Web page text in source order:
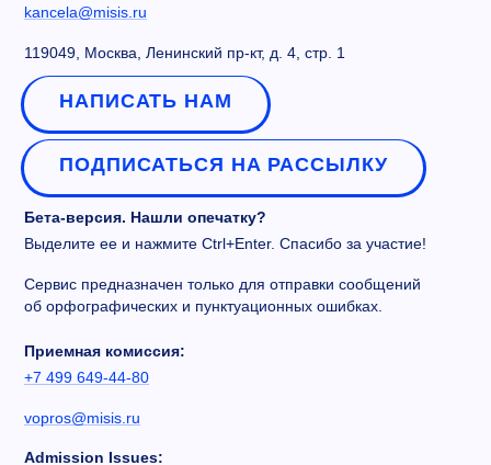
kancela@misis.ru
119049, Москва, Ленинский пр-кт, д. 4, стр. 1
НАПИСАТЬ НАМ
ПОДПИСАТЬСЯ НА РАССЫЛКУ
Бета-версия. Нашли опечатку?
Выделите ее и нажмите Ctrl+Enter. Спасибо за участие!
Сервис предназначен только для отправки сообщений
об орфографических и пунктуационных ошибках.
Приемная комиссия:
+7 499 649-44-80
vopros@misis.ru
Admission Issues: